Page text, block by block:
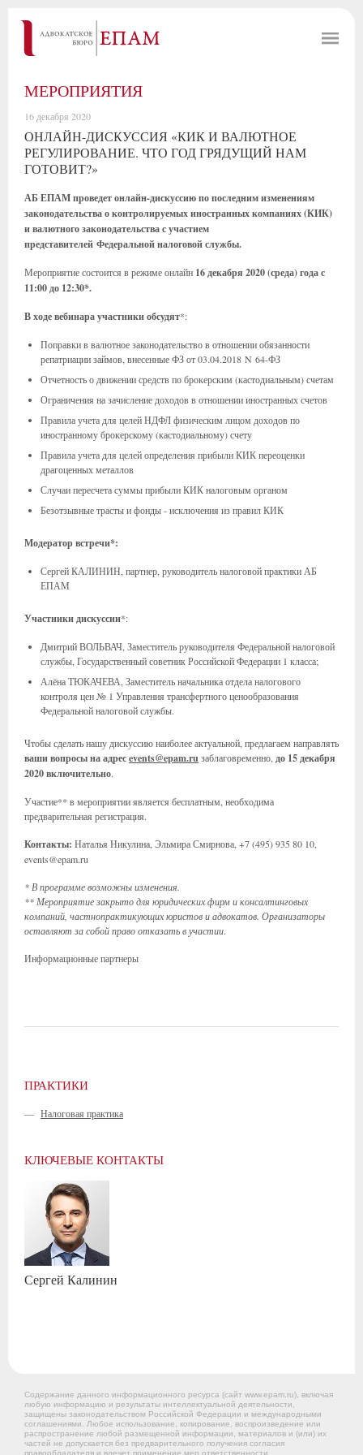
МЕРОПРИЯТИЯ
16 декабря 2020
ОНЛАЙН-ДИСКУССИЯ «КИК И ВАЛЮТНОЕ
РЕГУЛИРОВАНИЕ. ЧТО ГОД ГРЯДУЩИЙ НАМ
ГОТОВИТ?»
АБ ЕПАМ проведет онлайн-дискуссию по последним изменениям
законодательства оконтролируемых иностранныхкомпаниях (КИК)
и валютного законодательства с участием
представителей Федеральной налоговой службы.
Мероприятие состоится в режиме онлайн 16 декабря 2020 (среда) года с
11:00 до 12:30*.
В ходе вебинара участники обсудят*:
Поправки в валютное законодательство в отношении обязанности
репатриации займов, внесенные ФЗ от 03.04.2018 N 64-ФЗ
Отчетность о движении средств по брокерским (кастодиальным) счетам
Ограничения на зачисление доходов в отношении иностранных счетов
Правила учета для целей НДФЛ физическим лицом доходов по
иностранному брокерскому (кастодиальному) счету
Правила учета для целей определения прибыли КИК переоценки
драгоценных металлов
Случаи пересчета суммы прибыли КИК налоговым органом
Безотзывные трасты и фонды - исключения из правил КИК
Модератор встречи*:
Сергей КАЛИНИН, партнер, руководитель налоговой практики АБ
ЕПАМ
Участники дискуссии*:
Дмитрий ВОЛЬВАЧ, Заместитель руководителя Федеральной налоговой
службы, Государственный советник Российской Федерации 1 класса;
Алёна ТЮКАЧЕВА, Заместитель начальника отдела налогового
контроля цен № 1 Управления трансфертного ценообразования
Федеральной налоговой службы.
Чтобы сделать нашу дискуссию наиболее актуальной, предлагаем направлять
ваши вопросы на адресevents@epam.ruзаблаговременно, до 15 декабря
2020 включительно.
Участие** в мероприятии является бесплатным, необходима
предварительная регистрация.
Контакты: Наталья Никулина, Эльмира Смирнова, +7 (495) 935 80 10,
events@epam.ru
* В программе возможны изменения.
** Мероприятие закрыто для юридических фирм и консалтинговых
компаний, частнопрактикующих юристов и адвокатов. Организаторы
оставляют за собой право отказать в участии.
Информационные партнеры
ПРАКТИКИ
— Налоговая практика
КЛЮЧЕВЫЕ КОНТАКТЫ
Сергей Калинин
Содержание данного информационного ресурса (сайт www.epam.ru), включая
любую информацию и результаты интеллектуальной деятельности,
защищены законодательством Российской Федерации и международными
соглашениями. Любое использование, копирование, воспроизведение или
распространение любой размещенной информации, материалов и (или) их
частей не допускается без предварительного получения согласия
правообладателя и влечет применение мер ответственности.